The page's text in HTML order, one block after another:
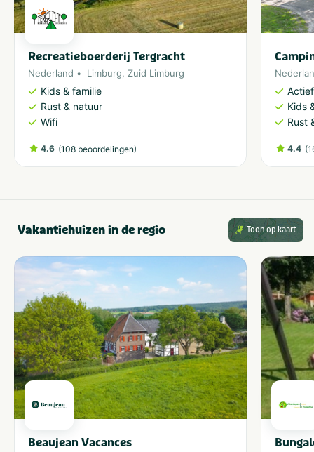
Recreatieboerderij Tergracht
Nederland Limburg, Zuid Limburg
Kids & familie
Rust & natuur
Wifi
4.6 (108 beoordelingen)
Kids
Rust
4.4 (
Vakantiehuizen in de regio Toon op kaart
Beaujean Vacances